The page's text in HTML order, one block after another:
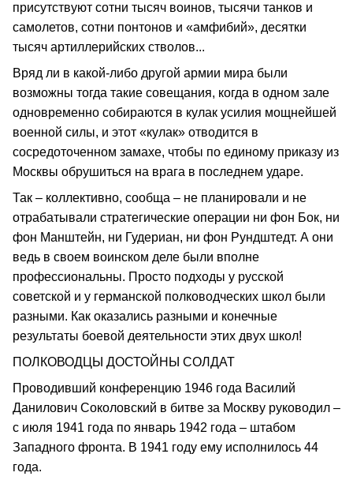
присутствуют сотни тысяч воинов, тысячи танков и
самолетов, сотни понтонов и «амфибий», десятки
тысяч артиллерийских стволов...
Вряд ли в какой-либо другой армии мира были
возможны тогда такие совещания, когда в одном зале
одновременно собираются в кулак усилия мощнейшей
военной силы, и этот «кулак» отводится в
сосредоточенном замахе, чтобы по единому приказу из
Москвы обрушиться на врага в последнем ударе.
Так – коллективно, сообща – не планировали и не
отрабатывали стратегические операции ни фон Бок, ни
фон Манштейн, ни Гудериан, ни фон Рундштедт. А они
ведь в своем воинском деле были вполне
профессиональны. Просто подходы у русской
советской и у германской полководческих школ были
разными. Как оказались разными и конечные
результаты боевой деятельности этих двух школ!
ПОЛКОВОДЦЫ ДОСТОЙНЫ СОЛДАТ
Проводивший конференцию 1946 года Василий
Данилович Соколовский в битве за Москву руководил –
с июля 1941 года по январь 1942 года – штабом
Западного фронта. В 1941 году ему исполнилось 44
года.